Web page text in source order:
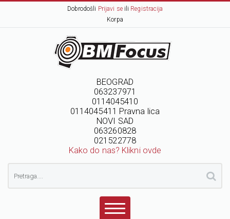
Dobrodošli Prijavi seili Registracija
Korpa
BEOGRAD
063237971
0114045410
0114045411 Pravna lica
NOVI SAD
063260828
021522778
Kako do nas? Klikni ovde